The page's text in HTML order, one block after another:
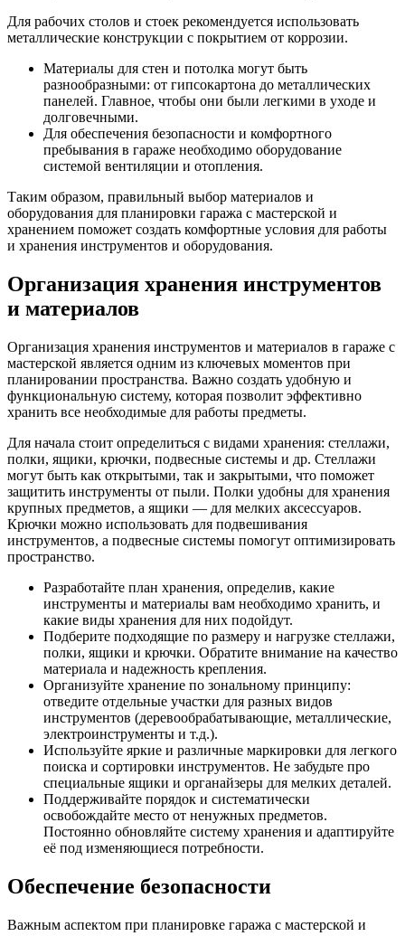
Для рабочих столов и стоек рекомендуется использовать
металлические конструкции с покрытием от коррозии.
Материалы для стен и потолка могут быть
разнообразными: от гипсокартона до металлических
панелей. Главное, чтобы они были легкими в уходе и
долговечными.
Для обеспечения безопасности и комфортного
пребывания в гараже необходимо оборудование
системой вентиляции и отопления.
Таким образом, правильный выбор материалов и
оборудования для планировки гаража с мастерской и
хранением поможет создать комфортные условия для работы
и хранения инструментов и оборудования.
Организация хранения инструментов
и материалов
Организация хранения инструментов и материалов в гараже с
мастерской является одним из ключевых моментов при
планировании пространства. Важно создать удобную и
функциональную систему, которая позволит эффективно
хранить все необходимые для работы предметы.
Для начала стоит определиться с видами хранения: стеллажи,
полки, ящики, крючки, подвесные системы и др. Стеллажи
могут быть как открытыми, так и закрытыми, что поможет
защитить инструменты от пыли. Полки удобны для хранения
крупных предметов, а ящики — для мелких аксессуаров.
Крючки можно использовать для подвешивания
инструментов, а подвесные системы помогут оптимизировать
пространство.
Разработайте план хранения, определив, какие
инструменты и материалы вам необходимо хранить, и
какие виды хранения для них подойдут.
Подберите подходящие по размеру и нагрузке стеллажи,
полки, ящики и крючки. Обратите внимание на качество
материала и надежность крепления.
Организуйте хранение по зональному принципу:
отведите отдельные участки для разных видов
инструментов (деревообрабатывающие, металлические,
электроинструменты и т.д.).
Используйте яркие и различные маркировки для легкого
поиска и сортировки инструментов. Не забудьте про
специальные ящики и органайзеры для мелких деталей.
Поддерживайте порядок и систематически
освобождайте место от ненужных предметов.
Постоянно обновляйте систему хранения и адаптируйте
её под изменяющиеся потребности.
Обеспечение безопасности
Важным аспектом при планировке гаража с мастерской и